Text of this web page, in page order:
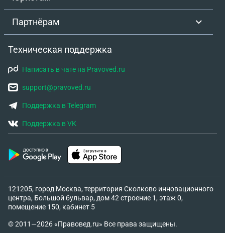
Партнёрам
Техническая поддержка
Написать в чате на Pravoved.ru
support@pravoved.ru
Поддержка в Telegram
Поддержка в VK
121205, город Москва, территория Сколково инновационного
центра, Большой бульвар, дом 42 строение 1, этаж 0,
помещение 150, кабинет 5
© 2011—2026 «Правовед.ru» Все права защищены.